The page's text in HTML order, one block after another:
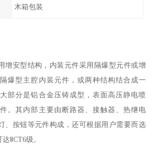
木箱包装
增安型结构，内装元件采用隔爆型元件或增
爆型主腔内装元件，或两种结构结合成一
部分是铝合金压铸成型，表面高压静电喷
。其内部主要由断路器、接触器、热继电
、按钮等元件构成，还可根据用户需要而选
ⅡCT6级。